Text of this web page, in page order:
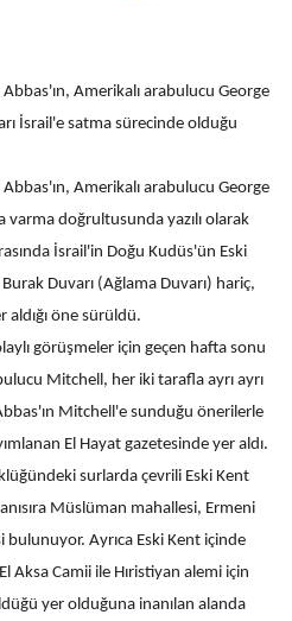
Amerikalı arabulucu George
İsrail'e satma sürecinde olduğu
Amerikalı arabulucu George
doğrultusunda yazılı olarak
İsrail'in Doğu Kudüs'ün Eski
Duvarı (Ağlama Duvarı) hariç,
aldığı öne sürüldü.
görüşmeler için geçen hafta sonu
Mitchell, her iki tarafla ayrı ayrı
Mitchell'e sunduğu önerilerle
El Hayat gazetesinde yer aldı.
surlarda çevrili Eski Kent
Müslüman mahallesi, Ermeni
bulunuyor. Ayrıca Eski Kent içinde
Aksa Camii ile Hıristiyan alemi için
yer olduğuna inanılan alanda